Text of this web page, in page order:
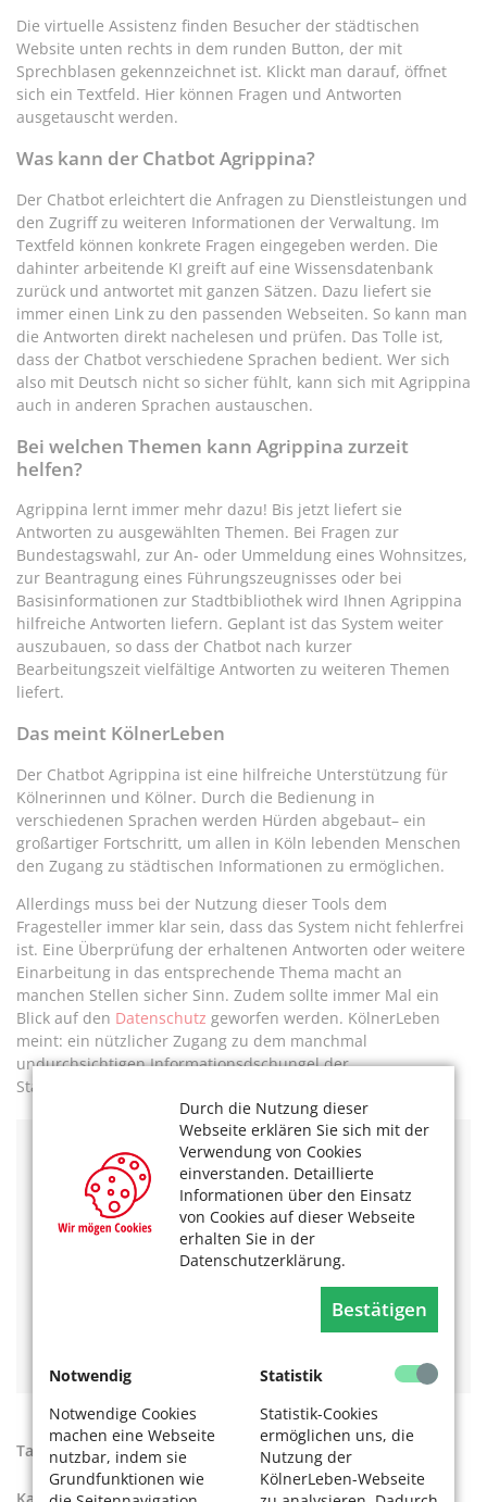
Durch die Nutzung dieser
Webseite erklären Sie sich mit der
Verwendung von Cookies
einverstanden. Detaillierte
Informationen über den Einsatz
von Cookies auf dieser Webseite
erhalten Sie in der
Datenschutzerklärung.
Bestätigen
Notwendig
Notwendige Cookies
machen eine Webseite
nutzbar, indem sie
Grundfunktionen wie
Statistik
Statistik-Cookies
ermöglichen uns, die
Nutzung der
KölnerLeben-Webseite
Die virtuelle Assistenz finden Besucher der städtischen
Website unten rechts in dem runden Button, der mit
Sprechblasen gekennzeichnet ist. Klickt man darauf, öffnet
sich ein Textfeld. Hier können Fragen und Antworten
ausgetauscht werden.
Was kann der Chatbot Agrippina?
Der Chatbot erleichtert die Anfragen zu Dienstleistungen und
den Zugriff zu weiteren Informationen der Verwaltung. Im
Textfeld können konkrete Fragen eingegeben werden. Die
dahinter arbeitende KI greift auf eine Wissensdatenbank
zurück und antwortet mit ganzen Sätzen. Dazu liefert sie
immer einen Link zu den passenden Webseiten. So kann man
die Antworten direkt nachelesen und prüfen. Das Tolle ist,
dass der Chatbot verschiedene Sprachen bedient. Wer sich
also mit Deutsch nicht so sicher fühlt, kann sich mit Agrippina
auch in anderen Sprachen austauschen.
Bei welchen Themen kann Agrippina zurzeit
helfen?
Agrippina lernt immer mehr dazu! Bis jetzt liefert sie
Antworten zu ausgewählten Themen. Bei Fragen zur
Bundestagswahl, zur An- oder Ummeldung eines Wohnsitzes,
zur Beantragung eines Führungszeugnisses oder bei
Basisinformationen zur Stadtbibliothek wird Ihnen Agrippina
hilfreiche Antworten liefern. Geplant ist das System weiter
auszubauen, so dass der Chatbot nach kurzer
Bearbeitungszeit vielfältige Antworten zu weiteren Themen
liefert.
Das meint KölnerLeben
Der Chatbot Agrippina ist eine hilfreiche Unterstützung für
Kölnerinnen und Kölner. Durch die Bedienung in
verschiedenen Sprachen werden Hürden abgebaut– ein
großartiger Fortschritt, um allen in Köln lebenden Menschen
den Zugang zu städtischen Informationen zu ermöglichen.
Allerdings muss bei der Nutzung dieser Tools dem
Fragesteller immer klar sein, dass das System nicht fehlerfrei
ist. Eine Überprüfung der erhaltenen Antworten oder weitere
Einarbeitung in das entsprechende Thema macht an
manchen Stellen sicher Sinn. Zudem sollte immer Mal ein
Blick auf den Datenschutz geworfen werden. KölnerLeben
meint: ein nützlicher Zugang zu dem manchmal
undurchsichtigen Informationsdschungel der
Stadtverwaltung.
Den Service können Sie testen aufwww.stadt-koeln.de
Weitere Informationen zum Angebot finden Sie hier:
Agrippina – der intelligente Chatbot für Ihre Anliegen –
Stadt Köln
Kölner Stadtgeschichte: Ein sagenhafter Löwenkampf
Tags: Chatbot , Stadt Köln